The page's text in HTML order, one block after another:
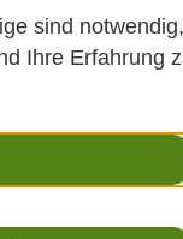
sind notwendig,
Ihre Erfahrung